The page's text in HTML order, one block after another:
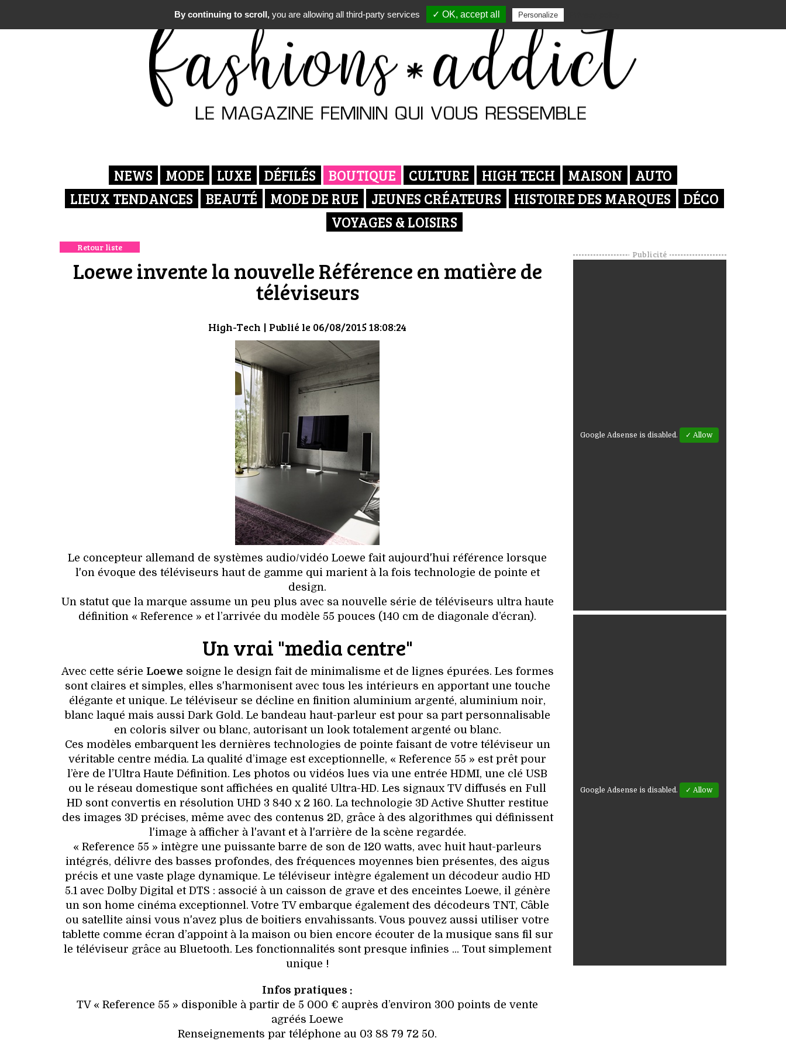
NEWS MODE LUXE DÉFILÉS BOUTIQUE CULTURE HIGH TECH MAISON
AUTO
LIEUX TENDANCES
BEAUTÉ MODE DE RUE JEUNES CRÉATEURS HISTOIRE DES MARQUES
DÉCO
VOYAGES & LOISIRS
Retour liste
Loewe invente la nouvelle Référence en matière de
téléviseurs
High-Tech | Publié le 06/08/2015 18:08:24
Le concepteur allemand de systèmes audio/vidéo Loewe fait aujourd'hui référence lorsque
l'on évoque des téléviseurs haut de gamme qui marient à la fois technologie de pointe et
design.
Un statut que la marque assume un peu plus avec sa nouvelle série de téléviseurs ultra haute
définition « Reference » et l’arrivée du modèle 55 pouces (140 cm de diagonale d’écran).
Un vrai "media centre"
Avec cette série Loewe soigne le design fait de minimalisme et de lignes épurées. Les formes
sont claires et simples, elles s'harmonisent avec tous les intérieurs en apportant une touche
élégante et unique. Le téléviseur se décline en finition aluminium argenté, aluminium noir,
blanc laqué mais aussi Dark Gold. Le bandeau haut-parleur est pour sa part personnalisable
en coloris silver ou blanc, autorisant un look totalement argenté ou blanc.
Ces modèles embarquent les dernières technologies de pointe faisant de votre téléviseur un
véritable centre média. La qualité d’image est exceptionnelle, « Reference 55 » est prêt pour
l’ère de l’Ultra Haute Définition. Les photos ou vidéos lues via une entrée HDMI, une clé USB
ou le réseau domestique sont affichées en qualité Ultra-HD. Les signaux TV diffusés en Full
HD sont convertis en résolution UHD 3 840 x 2 160. La technologie 3D Active Shutter restitue
des images 3D précises, même avec des contenus 2D, grâce à des algorithmes qui définissent
l'image à afficher à l'avant et à l'arrière de la scène regardée.
« Reference 55 » intègre une puissante barre de son de 120 watts, avec huit haut-parleurs
intégrés, délivre des basses profondes, des fréquences moyennes bien présentes, des aigus
précis et une vaste plage dynamique. Le téléviseur intègre également un décodeur audio HD
5.1 avec Dolby Digital et DTS : associé à un caisson de grave et des enceintes Loewe, il génère
un son home cinéma exceptionnel. Votre TV embarque également des décodeurs TNT, Câble
ou satellite ainsi vous n'avez plus de boitiers envahissants. Vous pouvez aussi utiliser votre
tablette comme écran d’appoint à la maison ou bien encore écouter de la musique sans fil sur
le téléviseur grâce au Bluetooth. Les fonctionnalités sont presque infinies ... Tout simplement
unique !
Infos pratiques :
TV « Reference 55 » disponible à partir de 5 000 € auprès d’environ 300 points de vente
agréés Loewe
Renseignements par téléphone au 03 88 79 72 50.
Publicité
Google Adsense is disabled. ✓ Allow
Google Adsense is disabled. ✓ Allow
By continuing to scroll, you are allowing all third-party services ✓ OK, accept all Personalize